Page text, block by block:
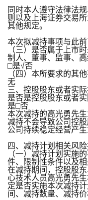
同时本人遵守法律法
则以及上海证券交易
其他规定。
本次拟减持事项与此
（三）是否属于上市
制人、董事、监事、
□是√否
（四）本所要求的其
无
三、控股股东或者实
是否是控股股东或者
是□否
本次减持的高光勇先
减持不会导致公司控
公司持续稳定经营产
四、减持计划相关风
（一）减持计划实施
件、限制性条件以及
在减持期间，控股股
心技术人员高光勇先
定是否实施本次减持
间、减持数量、减持